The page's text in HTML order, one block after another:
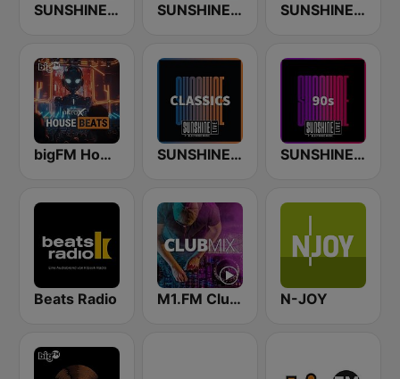
SUNSHINE LIVE - Techno SUNSHINE LIVE SUNSHINE LIVE - Trance
bigFM House Beats SUNSHINE LIVE - Classics SUNSHINE LIVE - 90s
Beats Radio M1.FM Club Mix N-JOY